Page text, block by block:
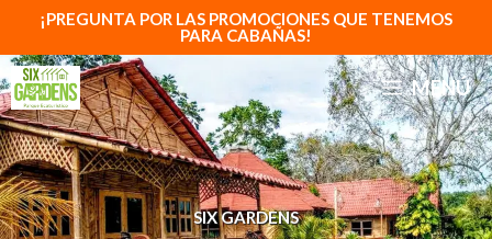
Saltar
contenido
¡PREGUNTA POR LAS PROMOCIONES QUE TENEMOS
PARA CABAÑAS!
MENÚ
SIX GARDENS